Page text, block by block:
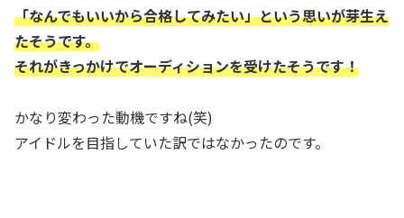
「なんでもいいから合格してみたい」という思いが芽生え
たそうです。
それがきっかけでオーディションを受けたそうです！
かなり変わった動機ですね(笑)
アイドルを目指していた訳ではなかったのです。